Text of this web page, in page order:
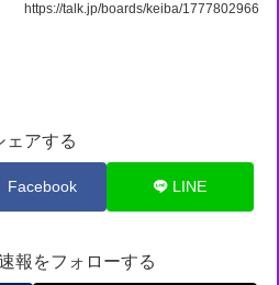
https://talk.jp/boards/keiba/1777802966
ェアする
Facebook LINE
報をフォローする